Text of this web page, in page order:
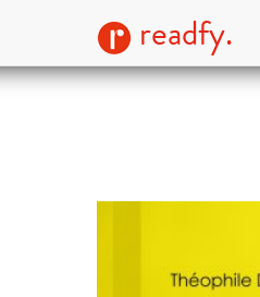
readfy.